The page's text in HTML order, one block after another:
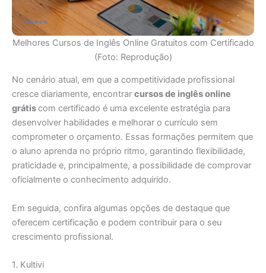
Melhores Cursos de Inglês Online Gratuitos com Certificado
(Foto: Reprodução)
No cenário atual, em que a competitividade profissional
cresce diariamente, encontrar cursos de inglês online
grátiscom certificado é uma excelente estratégia para
desenvolver habilidades e melhorar o currículo sem
comprometer o orçamento. Essas formações permitem que
o aluno aprenda no próprio ritmo, garantindo flexibilidade,
praticidade e, principalmente, a possibilidade de comprovar
oficialmente o conhecimento adquirido.
Em seguida, confira algumas opções de destaque que
oferecem certificação e podem contribuir para o seu
crescimento profissional.
1. Kultivi